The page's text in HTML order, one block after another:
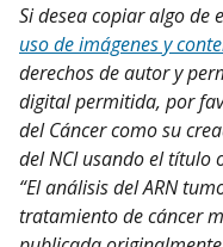
Si desea copiar algo de
uso de imágenes y
derechos de autor y
digital permitida, por
del Cáncer como su
del NCI usando el título
“El análisis del ARN
tratamiento de cáncer